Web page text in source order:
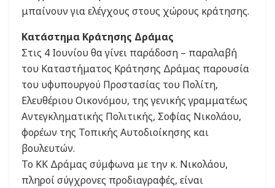
μπαίνουν για ελέγχους στους χώρους κράτησης.
Κατάστημα Κράτησης Δράμας
Στις 4 Ιουνίου θα γίνει παράδοση – παραλαβή
του Καταστήματος Κράτησης Δράμας παρουσία
του υφυπουργού Προστασίας του Πολίτη,
Ελευθέριου Οικονόμου, της γενικής γραμματέως
Αντεγκληματικής Πολιτικής, Σοφίας Νικολάου,
φορέων της Τοπικής Αυτοδιοίκησης και
βουλευτών.
Το ΚΚ Δράμας σύμφωνα με την κ. Νικολάου,
πληροί σύγχρονες προδιαγραφές, είναι